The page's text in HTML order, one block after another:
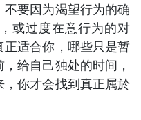
要因为渴望行为的确
或过度在意行为的对
适合你，哪些只是暂
给自己独处的时间，
你才会找到真正属於